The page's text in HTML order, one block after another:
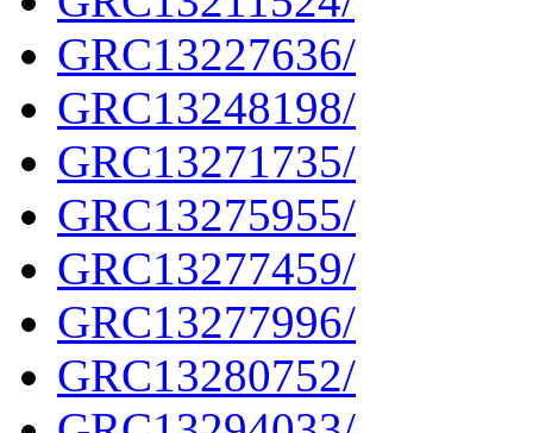
GRC13227636/
GRC13248198/
GRC13271735/
GRC13275955/
GRC13277459/
GRC13277996/
GRC13280752/